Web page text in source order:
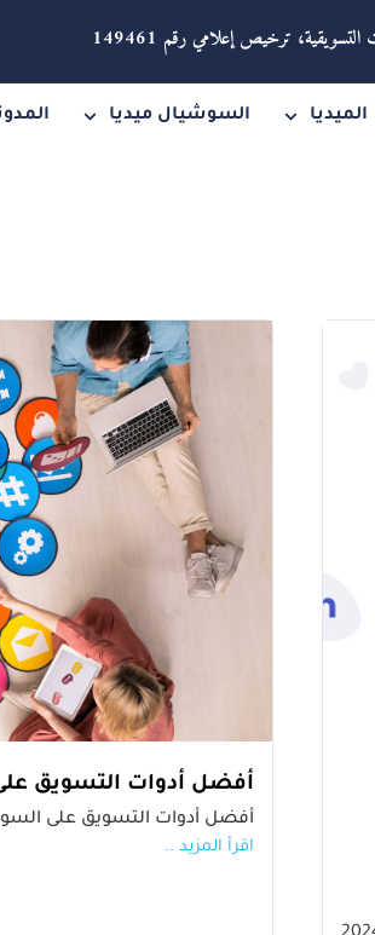
ترخيص إعلامي رقم 149461
الميديا السوشيال ميديا
أفضل أدوات التسويق على
أفضل أدوات التسويق على السوشيال ميديا 2022
اقرأ المزيد ..